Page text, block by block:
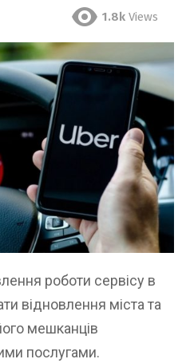
1.8k Views
роботи сервісу в
відновлення міста та
мешканців
послугами.